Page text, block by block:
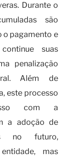
Durante o
são
o pagamento e
suas
penalização
Além de
este processo
com a
a adoção de
no futuro,
mas